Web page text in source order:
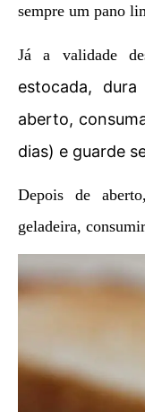
sempre um pano
Já a validade
estocada,
aberto,
dias) e guarde
Depois de
geladeira,